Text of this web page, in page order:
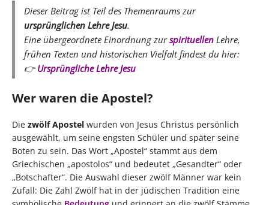
Dieser Beitrag ist Teil des Themenraums zur
ursprünglichen Lehre Jesu.
Eine übergeordnete Einordnung zurspirituellen Lehre,
frühen Texten und historischen Vielfalt findest du hier:
👉Ursprüngliche Lehre Jesu
Wer waren die Apostel?
Die zwölf Apostel wurden von Jesus Christus persönlich
ausgewählt, um seine engsten Schüler und später seine
Boten zu sein. Das Wort „Apostel“ stammt aus dem
Griechischen „apostolos“ und bedeutet „Gesandter“ oder
„Botschafter“. Die Auswahl dieser zwölf Männer war kein
Zufall: Die Zahl Zwölf hat in der jüdischen Tradition eine